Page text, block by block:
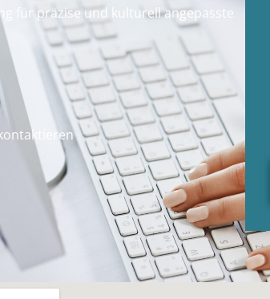
für präzise und kulturell angepasste